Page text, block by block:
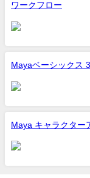
ワークフロー
Mayaベーシックス
Maya キャラクター